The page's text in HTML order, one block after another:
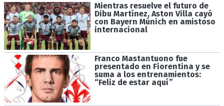
Mientras resuelve el futuro de
Dibu Martínez, Aston Villa cayó
con Bayern Múnich en amistoso
internacional
Franco Mastantuono fue
presentado en Fiorentina y se
suma a los entrenamientos:
“Feliz de estar aquí”